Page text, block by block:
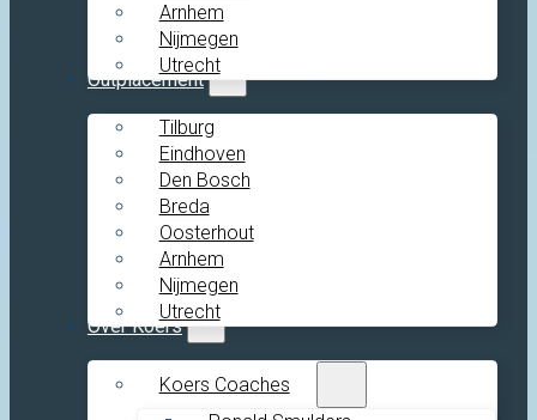
Arnhem
Nijmegen
Utrecht
Outplacement
Tilburg
Eindhoven
Den Bosch
Breda
Oosterhout
Arnhem
Nijmegen
Utrecht
Over Koers
Koers Coaches